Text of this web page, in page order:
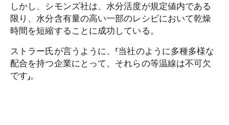
しかし、シモンズ社は、水分活度が規定値内である
限り、水分含有量の高い一部のレシピにおいて乾燥
時間を短縮することに成功している。
ストラー氏が言うように、「当社のように多種多様な
配合を持つ企業にとって、それらの等温線は不可欠
です」。